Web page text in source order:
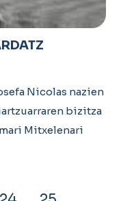
Nicolas nazien
bizitza
Mitxelenari